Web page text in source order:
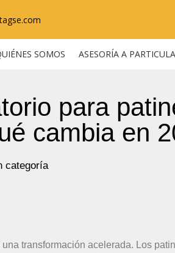
SOMOS ASESORÍA A
para
cambia en
categoría
transformación acelerada. Los